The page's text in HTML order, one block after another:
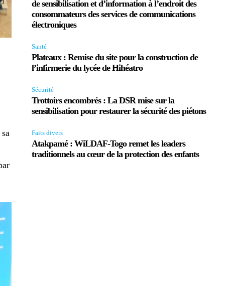
de sensibilisation et d’information à l’endroit des
consommateurs des services de communications
électroniques
Santé
Plateaux : Remise du site pour la construction de
l’infirmerie du lycée de Hihéatro
Sécurité
Trottoirs encombrés : La DSR mise sur la
sensibilisation pour restaurer la sécurité des piétons
Faits divers
Atakpamé : WiLDAF-Togo remet les leaders
traditionnels au cœur de la protection des enfants